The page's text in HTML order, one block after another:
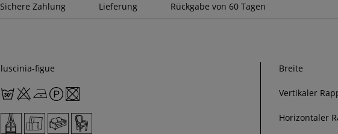
Sichere Zahlung Lieferung Rückgabe von 60 Tagen
luscinia-figue Breite
Vertikaler
Horizontaler